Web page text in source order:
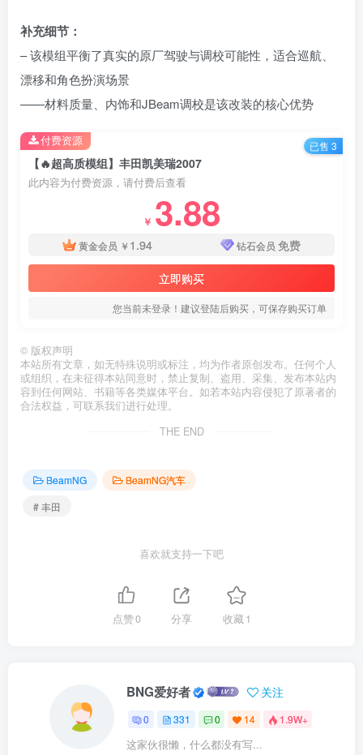
补充细节：
– 该模组平衡了真实的原厂驾驶与调校可能性，适合巡航、
漂移和角色扮演场景
——材料质量、内饰和JBeam调校是该改装的核心优势
【🔥超高质模组】丰田凯美瑞2007
此内容为付费资源，请付费后查看
￥ 3.88
黄金会员 ￥ 1.94 钻石会员 免费
立即购买
您当前未登录！建议登陆后购买，可保存购买订单
付费资源 已售 3
© 版权声明
本站所有文章，如无特殊说明或标注，均为作者原创发布。任何个人
或组织，在未征得本站同意时，禁止复制、盗用、采集、发布本站内
容到任何网站、书籍等各类媒体平台。如若本站内容侵犯了原著者的
合法权益，可联系我们进行处理。
THE END
BeamNG
BeamNG汽车
# 丰田
喜欢就支持一下吧
点赞0 分享 收藏 1
BNG爱好者 关注
0 331 0 14 1.9W+
这家伙很懒，什么都没有写...